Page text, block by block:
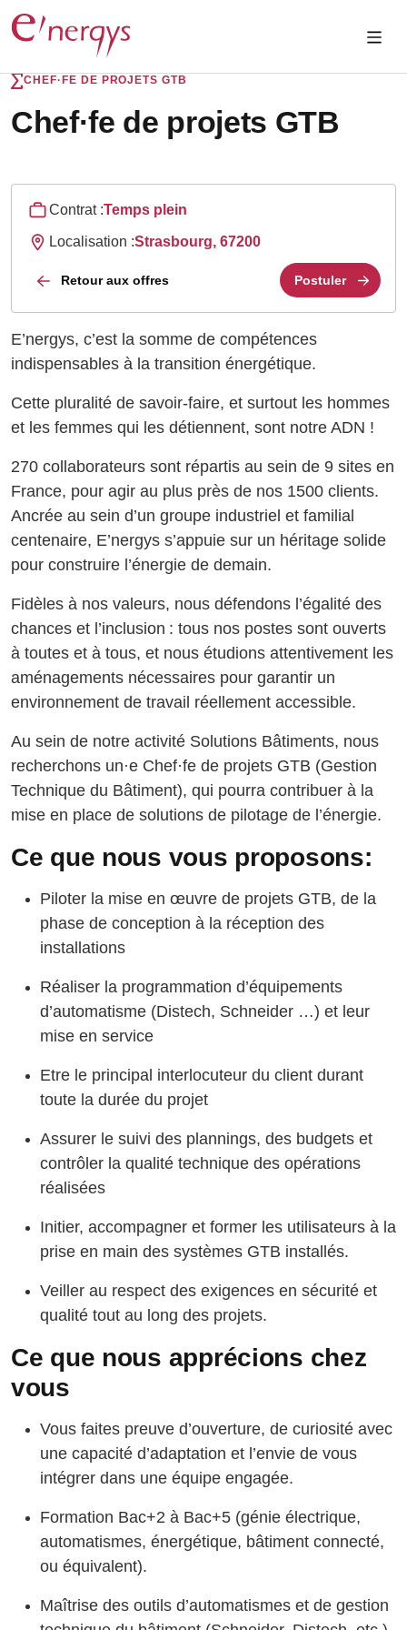
CHEF·FE DE PROJETS GTB
Chef·fe de projets GTB
Contrat :Temps plein
Localisation :Strasbourg, 67200
Retour aux offres Postuler
E’nergys, c’est la somme de compétences
indispensables à la transition énergétique.
Cette pluralité de savoir-faire, et surtout les hommes
et les femmes qui les détiennent, sont notre ADN !
270 collaborateurs sont répartis au sein de 9 sites en
France, pour agir au plus près de nos 1500 clients.
Ancrée au sein d’un groupe industriel et familial
centenaire, E’nergys s’appuie sur un héritage solide
pour construire l’énergie de demain.
Fidèles à nos valeurs, nous défendons l’égalité des
chances et l’inclusion : tous nos postes sont ouverts
à toutes et à tous, et nous étudions attentivement les
aménagements nécessaires pour garantir un
environnement de travail réellement accessible.
Au sein de notre activité Solutions Bâtiments, nous
recherchons un·e Chef·fe de projets GTB (Gestion
Technique du Bâtiment), qui pourra contribuer à la
mise en place de solutions de pilotage de l’énergie.
Ce que nous vous proposons:
Piloter la mise en œuvre de projets GTB, de la
phase de conception à la réception des
installations
Réaliser la programmation d’équipements
d’automatisme (Distech, Schneider …) et leur
mise en service
Etre le principal interlocuteur du client durant
toute la durée du projet
Assurer le suivi des plannings, des budgets et
contrôler la qualité technique des opérations
réalisées
Initier, accompagner et former les utilisateurs à la
prise en main des systèmes GTB installés.
Veiller au respect des exigences en sécurité et
qualité tout au long des projets.
Ce que nous apprécions chez
vous
Vous faites preuve d’ouverture, de curiosité avec
une capacité d’adaptation et l’envie de vous
intégrer dans une équipe engagée.
Formation Bac+2 à Bac+5 (génie électrique,
automatismes, énergétique, bâtiment connecté,
ou équivalent).
Maîtrise des outils d’automatismes et de gestion